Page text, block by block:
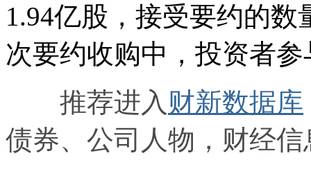
1.94亿股，接受要约的
次要约收购中，投资者
推荐进入 财新数据库
债券、公司人物，财经